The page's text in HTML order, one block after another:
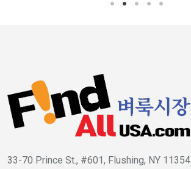
33-70 Prince St., #601, Flushing, NY 11354